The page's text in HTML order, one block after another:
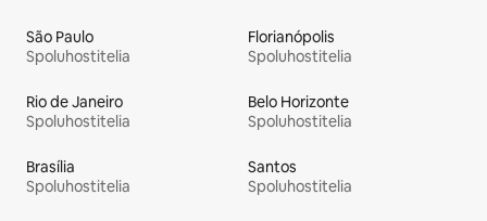
São Paulo
Spoluhostitelia
Florianópolis
Spoluhostitelia
Rio de Janeiro
Spoluhostitelia
Belo Horizonte
Spoluhostitelia
Brasília
Spoluhostitelia
Santos
Spoluhostitelia